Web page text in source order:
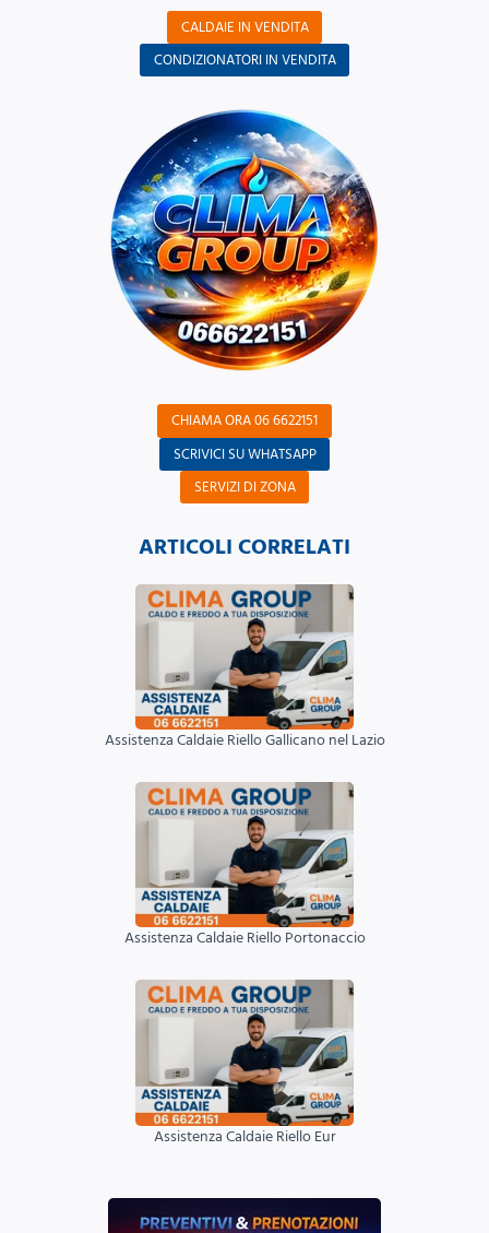
CALDAIE IN VENDITA
CONDIZIONATORI IN VENDITA
CHIAMA ORA 06 6622151
SCRIVICI SU WHATSAPP
SERVIZI DI ZONA
ARTICOLI CORRELATI
Assistenza Caldaie Riello Gallicano nel Lazio
Assistenza Caldaie Riello Portonaccio
Assistenza Caldaie Riello Eur